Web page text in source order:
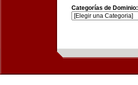
Categorías de Dominio: